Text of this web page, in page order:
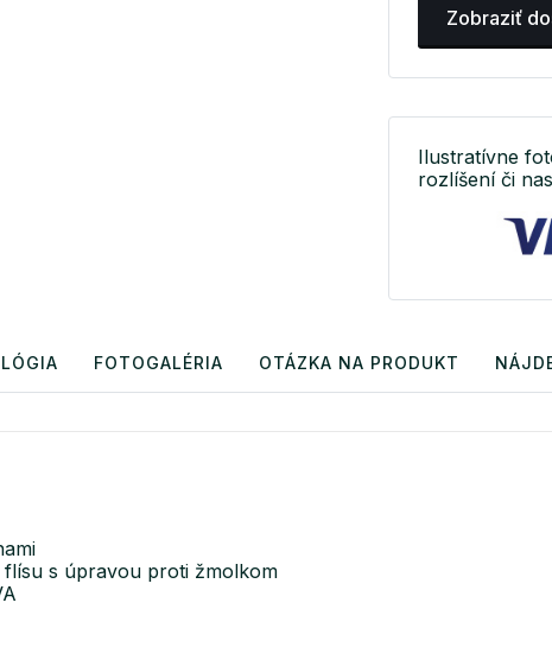
Zobraziť
Ilustratívne
rozlíšení či
FOTOGALÉRIA OTÁZKA NA PRODUKT
s úpravou proti žmolkom